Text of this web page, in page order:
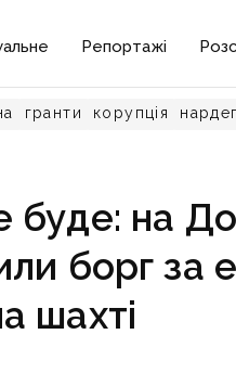
Репортажі
гранти корупція
буде: на
борг за
шахті